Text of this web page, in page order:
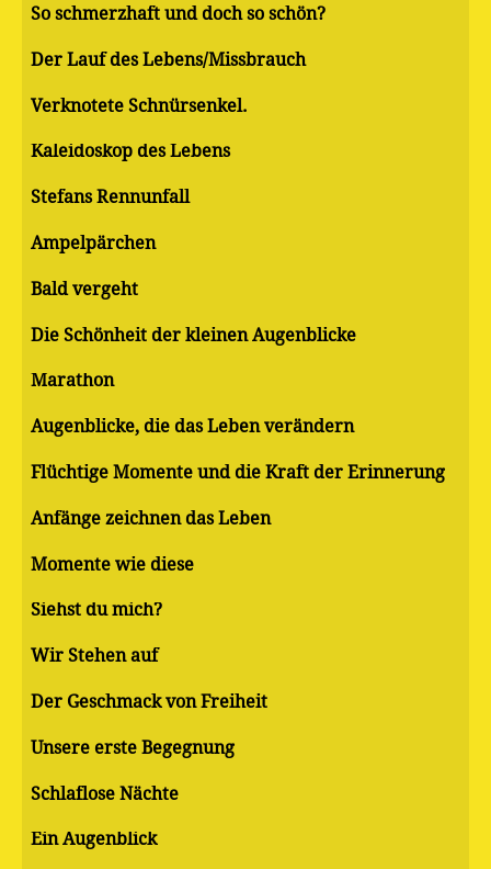
So schmerzhaft und doch so schön?
Der Lauf des Lebens/Missbrauch
Verknotete Schnürsenkel.
Kaleidoskop des Lebens
Stefans Rennunfall
Ampelpärchen
Bald vergeht
Die Schönheit der kleinen Augenblicke
Marathon
Augenblicke, die das Leben verändern
Flüchtige Momente und die Kraft der Erinnerung
Anfänge zeichnen das Leben
Momente wie diese
Siehst du mich?
Wir Stehen auf
Der Geschmack von Freiheit
Unsere erste Begegnung
Schlaflose Nächte
Ein Augenblick